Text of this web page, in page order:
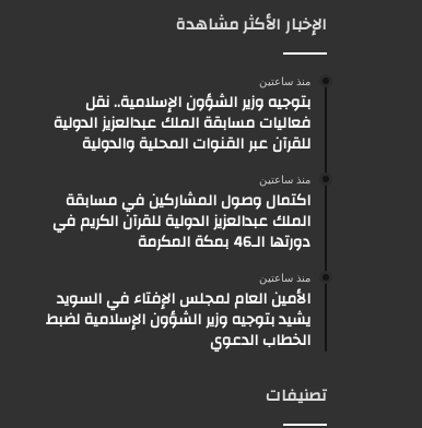
الإخبار الأكثر مشاهدة
منذ ساعتين
بتوجيه وزير الشؤون الإسلامية.. نقل
فعاليات مسابقة الملك عبدالعزيز الدولية
للقرآن عبر القنوات المحلية والدولية
منذ ساعتين
اكتمال وصول المشاركين في مسابقة
الملك عبدالعزيز الدولية للقرآن الكريم في
دورتها الـ46 بمكة المكرمة
منذ ساعتين
الأمين العام لمجلس الإفتاء في السويد
يشيد بتوجيه وزير الشؤون الإسلامية لضبط
الخطاب الدعوي
تصنيفات